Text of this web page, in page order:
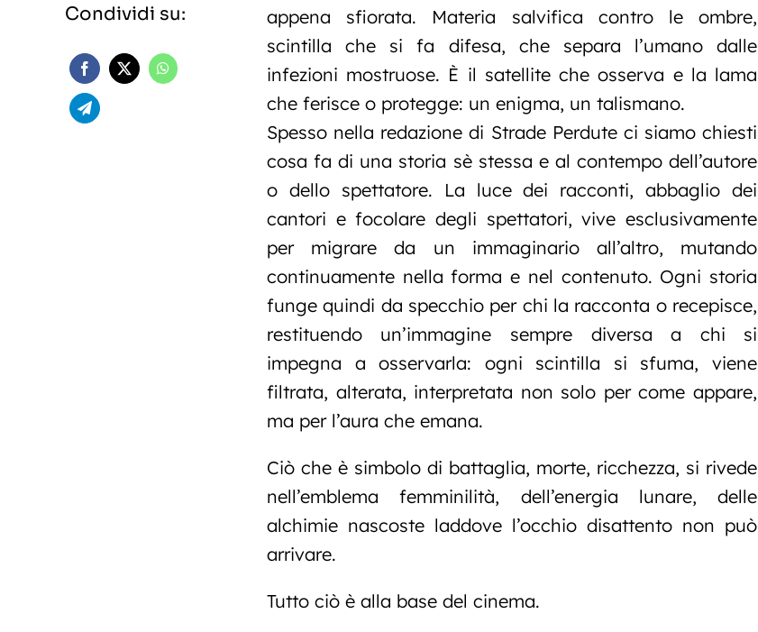
Condividi su:
appena sfiorata. Materia salvifica contro le ombre,
scintilla che si fa difesa, che separa l’umano dalle
infezioni mostruose. È il satellite che osserva e la lama
che ferisce o protegge: un enigma, un talismano.
Spesso nella redazione di Strade Perdute ci siamo chiesti
cosa fa di una storia sè stessa e al contempo dell’autore
o dello spettatore. La luce dei racconti, abbaglio dei
cantori e focolare degli spettatori, vive esclusivamente
per migrare da un immaginario all’altro, mutando
continuamente nella forma e nel contenuto. Ogni storia
funge quindi da specchio per chi la racconta o recepisce,
restituendo un’immagine sempre diversa a chi si
impegna a osservarla: ogni scintilla si sfuma, viene
filtrata, alterata, interpretata non solo per come appare,
ma per l’aura che emana.
Ciò che è simbolo di battaglia, morte, ricchezza, si rivede
nell’emblema femminilità, dell’energia lunare, delle
alchimie nascoste laddove l’occhio disattento non può
arrivare.
Tutto ciò è alla base del cinema.